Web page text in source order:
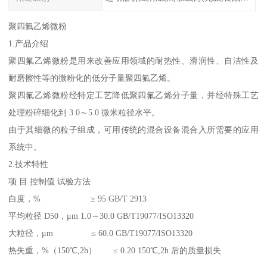
聚四氟乙烯微粉
1.产品介绍
聚四氟乙烯微粉是用来改善应用领域的耐热性、滑润性、自洁性及
耐磨擦性等的微粉化的低分子量聚四氟乙烯。
聚四氟乙烯微粉经特定工艺降低聚四氟乙烯分子量，并经特殊工艺
处理粉碎细化到 3.0～5.0 微米粒径水平。
由于其细微的粒子组成，可用传统的混合设备混合入所需要的应用
系统中。
2.技术特性
项 目 控制值 试验方法
白度，% ≥ 95 GB/T 2913
平均粒径 D50，μm 1.0～30.0 GB/T19077/ISO13320
大粒径，μm ≤ 60.0 GB/T19077/ISO13320
热失重，%（150℃,2h） ≤ 0.20 150℃,2h 后的质量损失